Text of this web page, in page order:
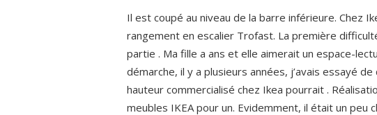
Il est coupé au niveau de la barre inférieure. Chez
rangement en escalier Trofast. La première
partie . Ma fille a ans et elle aimerait un espace-
démarche, il y a plusieurs années, j’avais essayé
hauteur commercialisé chez Ikea pourrait .
meubles IKEA pour un. Evidemment, il était un peu